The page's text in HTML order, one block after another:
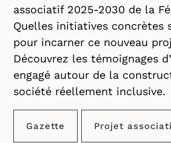
associatif 2025-2030 de la
Quelles initiatives concrètes
pour incarner ce nouveau
Découvrez les témoignages
engagé autour de la
société réellement inclusive.
Gazette Projet